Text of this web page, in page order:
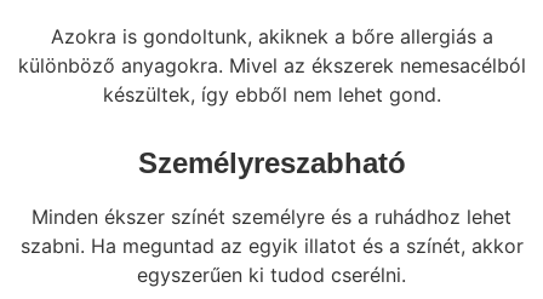
Azokra is gondoltunk, akiknek a bőre allergiás a
különböző anyagokra. Mivel az ékszerek nemesacélból
készültek, így ebből nem lehet gond.
Személyreszabható
Minden ékszer színét személyre és a ruhádhoz lehet
szabni. Ha meguntad az egyik illatot és a színét, akkor
egyszerűen ki tudod cserélni.